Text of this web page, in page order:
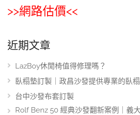
>>網路估價<<
近期文章
LazBoy休閒椅值得修理嗎？
臥榻墊訂製｜政昌沙發提供專業的臥
台中沙發布套訂製
Rolf Benz 50 經典沙發翻新案例｜義